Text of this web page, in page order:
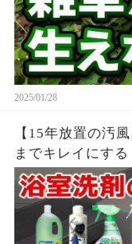
2025/01/28
【15年放置の汚
までキレイにす
東京